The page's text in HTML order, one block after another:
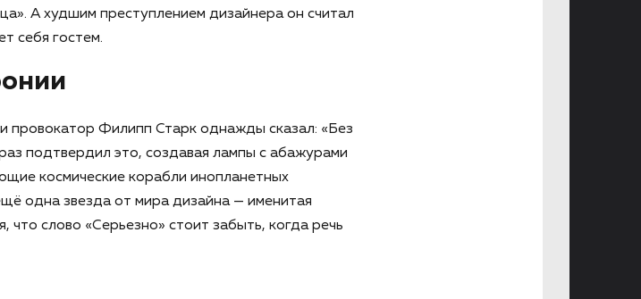
А худшим преступлением дизайнера он считал
себя гостем.
провокатор Филипп Старк однажды сказал: «Без
подтвердил это, создавая лампы с абажурами
космические корабли инопланетных
одна звезда от мира дизайна — именитая
слово «Серьезно» стоит забыть, когда речь